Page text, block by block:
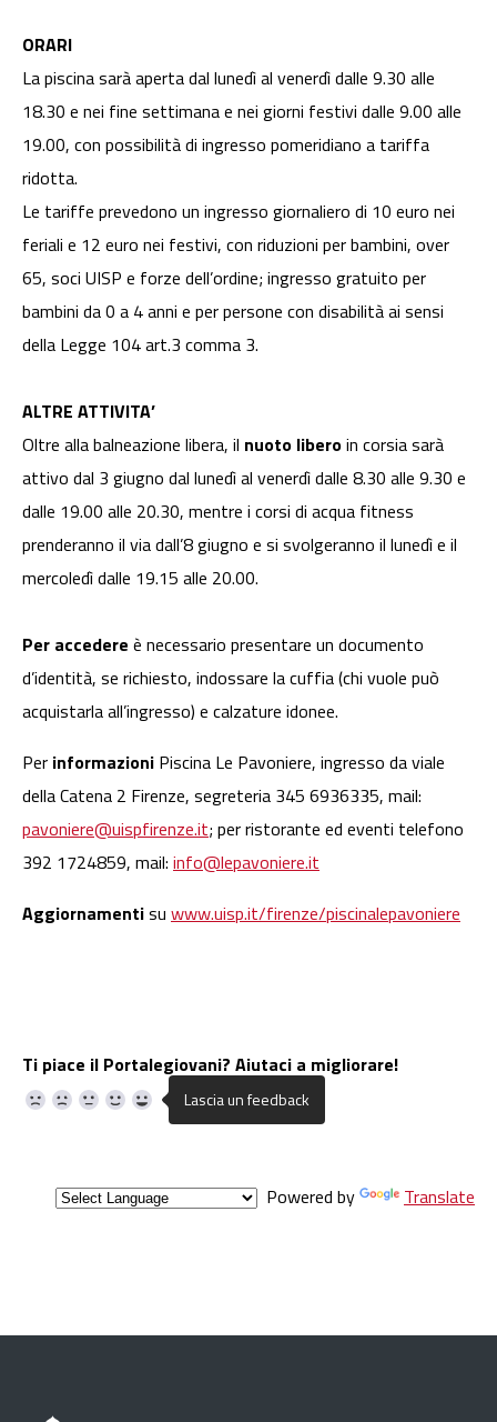
ORARI
La piscina sarà aperta dal lunedì al venerdì dalle 9.30 alle
18.30 e nei fine settimana e nei giorni festivi dalle 9.00 alle
19.00, con possibilità di ingresso pomeridiano a tariffa
ridotta.
Le tariffe prevedono un ingresso giornaliero di 10 euro nei
feriali e 12 euro nei festivi, con riduzioni per bambini, over
65, soci UISP e forze dell’ordine; ingresso gratuito per
bambini da 0 a 4 anni e per persone con disabilità ai sensi
della Legge 104 art.3 comma 3.
ALTRE ATTIVITA’
Oltre alla balneazione libera, il nuoto liberoin corsia sarà
attivo dal 3 giugno dal lunedì al venerdì dalle 8.30 alle 9.30 e
dalle 19.00 alle 20.30, mentre i corsi di acqua fitness
prenderanno il via dall’8 giugno e si svolgeranno il lunedì e il
mercoledì dalle 19.15 alle 20.00.
Per accedere è necessario presentare un documento
d’identità, se richiesto, indossare la cuffia (chi vuole può
acquistarla all’ingresso) e calzature idonee.
Per informazioni Piscina Le Pavoniere, ingresso da viale
della Catena 2 Firenze, segreteria 345 6936335, mail:
pavoniere@uispfirenze.it; per ristorante ed eventi telefono
392 1724859, mail: info@lepavoniere.it
Aggiornamentisu www.uisp.it/firenze/piscinalepavoniere
Ti piace il Portalegiovani? Aiutaci a migliorare!
Powered by Translate